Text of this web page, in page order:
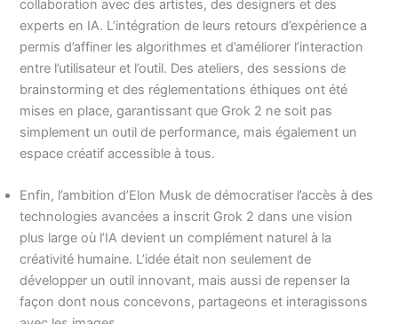
collaboration avec des artistes, des designers et des
experts en IA. L’intégration de leurs retours d’expérience a
permis d’affiner les algorithmes et d’améliorer l’interaction
entre l’utilisateur et l’outil. Des ateliers, des sessions de
brainstorming et des réglementations éthiques ont été
mises en place, garantissant que Grok 2 ne soit pas
simplement un outil de performance, mais également un
espace créatif accessible à tous.
Enfin, l’ambition d’Elon Musk de démocratiser l’accès à des
technologies avancées a inscrit Grok 2 dans une vision
plus large où l’IA devient un complément naturel à la
créativité humaine. L’idée était non seulement de
développer un outil innovant, mais aussi de repenser la
façon dont nous concevons, partageons et interagissons